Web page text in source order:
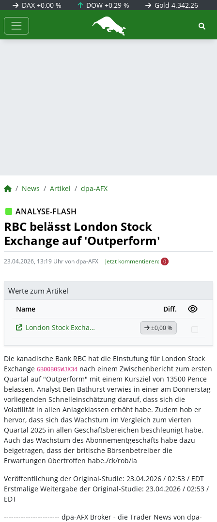
DAX +0,00 % DOW+0,29 % Gold 4.342,26
BörsenNEWS.de
BörsenNEWS.de
News Artikel dpa-AFX
ANALYSE-FLASH
RBC belässt London Stock
Exchange auf 'Outperform'
23.04.2026, 13:19 Uhr von dpa-AFX Jetzt kommentieren: 0
Werte zum Artikel
Name
Diff.
London Stock Exchange Group
±0,00 %
Die kanadische Bank RBC hat die Einstufung für London Stock
Exchange GB00B0SWJX34 nach einem Zwischenbericht zum ersten
Quartal auf "Outperform" mit einem Kursziel von 13500 Pence
belassen. Analyst Ben Bathurst verwies in einer am Donnerstag
vorliegenden Schnelleinschätzung darauf, dass sich die
Volatilität in allen Anlageklassen erhöht habe. Zudem hob er
hervor, dass sich das Wachstum im Vergleich zum vierten
Quartal 2025 in allen Geschäftsbereichen beschleunigt habe.
Auch das Wachstum des Abonnementgeschäfts habe dazu
beigetragen, dass der britische Börsenbetreiber die
Erwartungen übertroffen habe./ck/rob/la
Veröffentlichung der Original-Studie: 23.04.2026 / 02:53 / EDT
Erstmalige Weitergabe der Original-Studie: 23.04.2026 / 02:53 /
EDT
----------------------- dpa-AFX Broker - die Trader News von dpa-